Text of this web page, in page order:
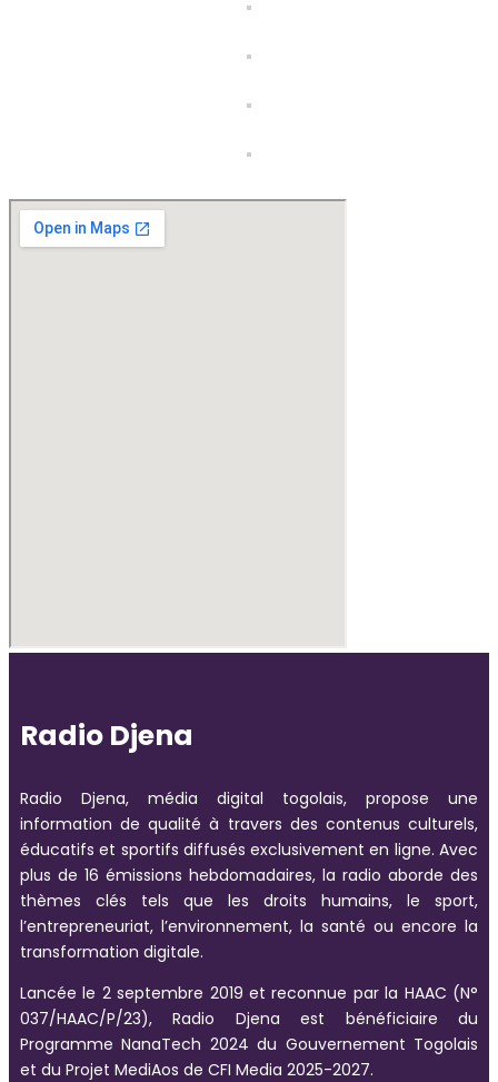
Radio Djena
Radio Djena, média digital togolais, propose une
information de qualité à travers des contenus culturels,
éducatifs et sportifs diffusés exclusivement en ligne. Avec
plus de 16 émissions hebdomadaires, la radio aborde des
thèmes clés tels que les droits humains, le sport,
l’entrepreneuriat, l’environnement, la santé ou encore la
transformation digitale.
Lancée le 2 septembre 2019 et reconnue par la HAAC (N°
037/HAAC/P/23), Radio Djena est bénéficiaire du
Programme NanaTech 2024 du Gouvernement Togolais
et du Projet MediAos de CFI Media 2025-2027.